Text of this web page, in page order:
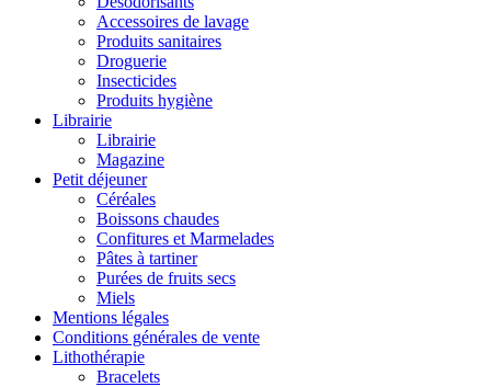
Accessoires de lavage
Produits sanitaires
Droguerie
Insecticides
Produits hygiène
Librairie
Librairie
Magazine
Petit déjeuner
Céréales
Boissons chaudes
Confitures et Marmelades
Pâtes à tartiner
Purées de fruits secs
Miels
Mentions légales
Conditions générales de vente
Lithothérapie
Bracelets